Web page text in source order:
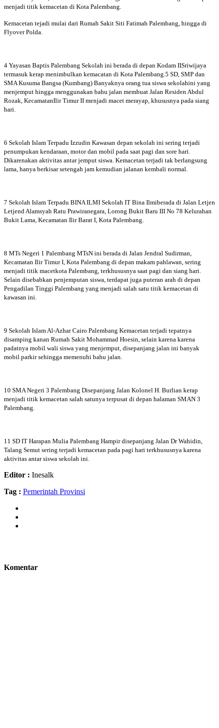
menjadi titik kemacetan di Kota Palembang.
Kemacetan tejadi mulai dari Rumah Sakit Siti Fatimah Palembang, hingga di
Flyover Polda.
4 Yayasan Baptis Palembang Sekolah ini berada di depan Kodam IISriwijaya
termasuk kerap menimbulkan kemacatan di Kota Palembang.5 SD, SMP dan
SMA Kusuma Bangsa (Kumbang) Banyaknya orang tua siswa sekolahini yang
menjemput hingga menggunakan bahu jalan membuat Jalan Residen Abdul
Rozak, KecamatanIlir Timur II menjadi macet merayap, khususnya pada siang
hari.
6 Sekolah Islam Terpadu Izzudin Kawasan depan sekolah ini sering terjadi
penumpukan kendaraan, motor dan mobil pada saat pagi dan sore hari.
Dikarenakan aktivitas antar jemput siswa. Kemacetan terjadi tak berlangsung
lama, hanya berkisar setengah jam kemudian jalanan kembali normal.
7 Sekolah Islam Terpadu BINA ILMI Sekolah IT Bina Ilmiberada di Jalan Letjen
Letjend Alamsyah Ratu Prawiranegara, Lorong Bukit Baru III No 78 Kelurahan
Bukit Lama, Kecamatan Ilir Barat I, Kota Palembang.
8 MTs Negeri 1 Palembang MTsN ini berada di Jalan Jendral Sudirman,
Kecamatan Ilir Timur I, Kota Palembang di depan makam pahlawan, sering
menjadi titik macetkota Palembang, terkhususnya saat pagi dan siang hari.
Selain disebabkan penjemputan siswa, terdapat juga puteran arah di depan
Pengadilan Tinggi Palembang yang menjadi salah satu titik kemacetan di
kawasan ini.
9 Sekolah Islam Al-Azhar Cairo Palembang Kemacetan terjadi tepatnya
disamping kanan Rumah Sakit Mohammad Hoesin, selain karena karena
padatnya mobil wali siswa yang menjemput, disepanjang jalan ini banyak
mobil parkir sehingga memenuhi bahu jalan.
10 SMA Negeri 3 Palembang Disepanjang Jalan Kolonel H. Burlian kerap
menjadi titik kemacetan salah satunya terpusat di depan halaman SMAN 3
Palembang.
11 SD IT Harapan Mulia Palembang Hampir disepanjang Jalan Dr Wahidin,
Talang Semut sering terjadi kemacetan pada pagi hari terkhususnya karena
aktivitas antar siswa sekolah ini.
Editor : Inesalk
Tag : Pemerintah Provinsi
Komentar